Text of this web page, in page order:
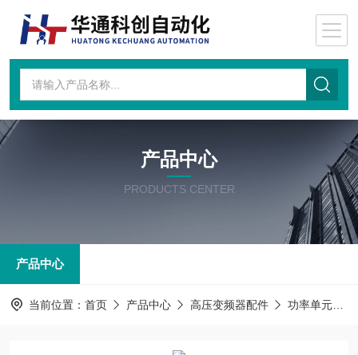
产品中心
PRODUCTS CENTER
产品中心
当前位置： 首页 产品中心 高压变频器配件 功率单元